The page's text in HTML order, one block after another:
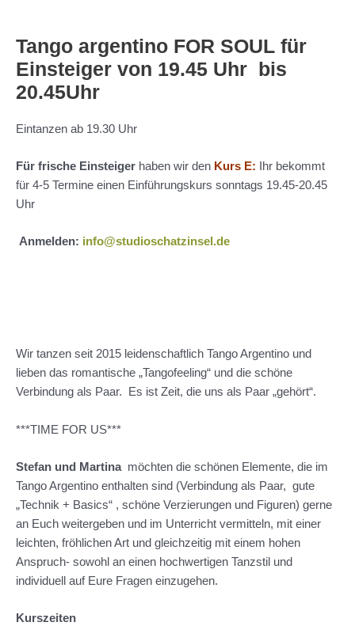
Tango argentino FOR SOUL für
Einsteiger von 19.45 Uhr bis
20.45Uhr
Eintanzen ab 19.30 Uhr
Für frische Einsteiger haben wir den Kurs E:
Ihr bekommt
für 4-5 Termine einen Einführungskurs sonntags 19.45-20.45
Uhr
Anmelden: info@studioschatzinsel.de
Wir tanzen seit 2015 leidenschaftlich Tango Argentino und
lieben das romantische „Tangofeeling“ und die schöne
Verbindung als Paar. Es ist Zeit, die uns als Paar „gehört“.
***TIME FOR US***
Stefan und Martina möchten die schönen Elemente, die im
Tango Argentino enthalten sind (Verbindung als Paar, gute
„Technik + Basics“ , schöne Verzierungen und Figuren) gerne
an Euch weitergeben und im Unterricht vermitteln, mit einer
leichten, fröhlichen Art und gleichzeitig mit einem hohen
Anspruch- sowohl an einen hochwertigen Tanzstil und
individuell auf Eure Fragen einzugehen.
Kurszeiten